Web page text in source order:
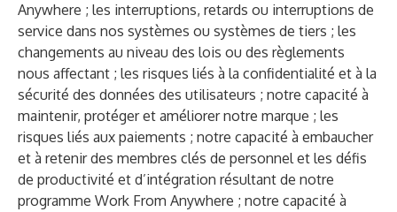
Anywhere ; les interruptions, retards ou interruptions de
service dans nos systèmes ou systèmes de tiers ; les
changements au niveau des lois ou des règlements
nous affectant ; les risques liés à la confidentialité et à la
sécurité des données des utilisateurs ; notre capacité à
maintenir, protéger et améliorer notre marque ; les
risques liés aux paiements ; notre capacité à embaucher
et à retenir des membres clés de personnel et les défis
de productivité et d’intégration résultant de notre
programme Work From Anywhere ; notre capacité à